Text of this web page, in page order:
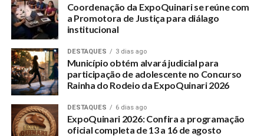
Coordenação da ExpoQuinari se reúne com
a Promotora de Justiça para diálago
institucional
DESTAQUES 3 dias ago
Município obtém alvará judicial para
participação de adolescente no Concurso
Rainha do Rodeio da ExpoQuinari 2026
DESTAQUES 6 dias ago
ExpoQuinari 2026: Confira a programação
oficial completa de 13 a 16 de agosto